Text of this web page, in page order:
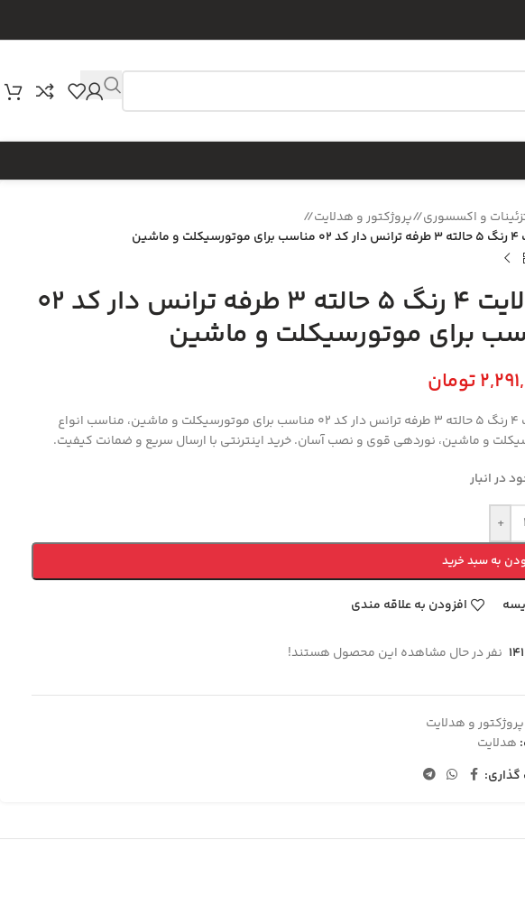
و اکسسوری/ پروژکتور و هدلایت/
هدلایت 4 رنگ 5 حالته 3 طرفه ترانس دار کد 02
برای موتورسیکلت و ماشین
تومان
هدلایت 4 رنگ 5 حالته 3 طرفه ترانس دار کد 02 مناسب برای موتورسیکلت و ماشین، مناسب انواع
و ماشین، نوردهی قوی و نصب آسان. خرید اینترنتی با ارسال سریع و ضمانت کیفیت.
در انبار
+
به سبد خرید
افزودن به علاقه مندی
141 نفر در حال مشاهده این محصول هستند!
پروژکتور و هدلایت
هدلایت
گذاری: